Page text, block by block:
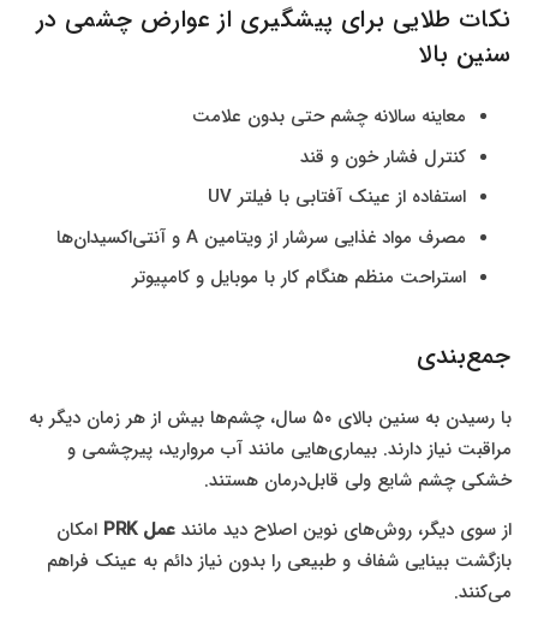
نکات طلایی برای پیشگیری از عوارض چشمی در
سنین بالا
معاینه سالانه چشم حتی بدون علامت
کنترل فشار خون و قند
استفاده از عینک آفتابی با فیلتر UV
مصرف مواد غذایی سرشار از ویتامین A و آنتی‌اکسیدان‌ها
استراحت منظم هنگام کار با موبایل و کامپیوتر
جمع‌بندی
با رسیدن به سنین بالای ۵۰ سال، چشم‌ها بیش از هر زمان دیگر به
مراقبت نیاز دارند. بیماری‌هایی مانند آب مروارید، پیرچشمی و
خشکی چشم شایع ولی قابل‌درمان هستند.
از سوی دیگر، روش‌های نوین اصلاح دید مانندعمل PRK
امکان
بازگشت بینایی شفاف و طبیعی را بدون نیاز دائم به عینک فراهم
می‌کنند.